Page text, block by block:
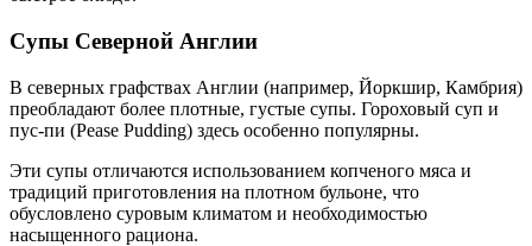
Супы Северной Англии
В северных графствах Англии (например, Йоркшир, Камбрия)
преобладают более плотные, густые супы. Гороховый суп и
пус-пи (Pease Pudding) здесь особенно популярны.
Эти супы отличаются использованием копченого мяса и
традиций приготовления на плотном бульоне, что
обусловлено суровым климатом и необходимостью
насыщенного рациона.